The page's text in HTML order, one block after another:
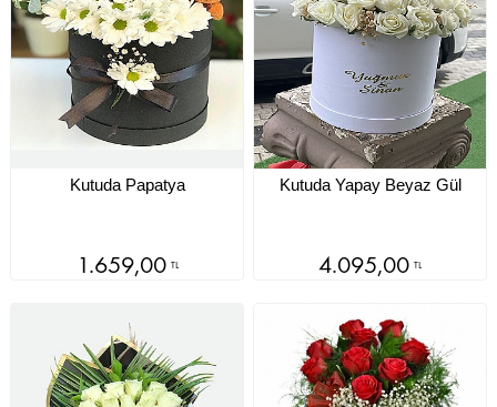
Kutuda Papatya
1.659,00 TL
Kutuda Yapay Beyaz Gül
4.095,00 TL